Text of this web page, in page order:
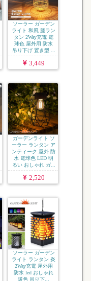
ソーラー ガーデン
ライト 和風 籐ラン
タン 2Way充電 電
球色 屋外用 防水
吊り下げ 置き型 ...
3,449
ガーデンライト ソ
ーラー ランタン ア
ンティーク 屋外 防
水 電球色 LED 明
るい おしゃれ ガ...
2,520
ソーラー ガーデン
ライト ランタン 炎
2Way充電 屋外用
防水 led おしゃれ
暖色 吊り下...